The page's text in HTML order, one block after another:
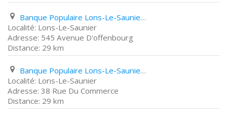
Banque Populaire Lons-Le-Saunier 545 Avenue D'offenbourg
Lons-Le-Saunier
545 Avenue D'offenbourg
29 km
Banque Populaire Lons-Le-Saunier 38 Rue Du Commerce
Lons-Le-Saunier
38 Rue Du Commerce
29 km